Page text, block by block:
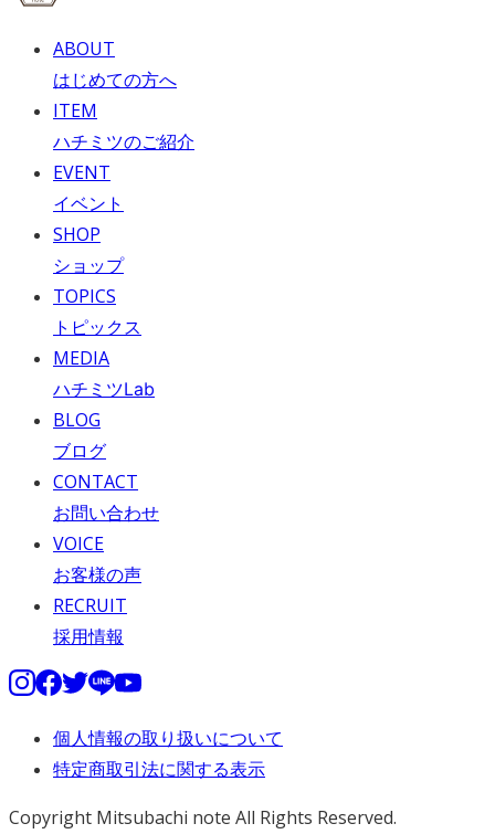
ABOUT
はじめての方へ
ITEM
ハチミツのご紹介
EVENT
イベント
SHOP
ショップ
TOPICS
トピックス
MEDIA
ハチミツLab
BLOG
ブログ
CONTACT
お問い合わせ
VOICE
お客様の声
RECRUIT
採用情報
個人情報の取り扱いについて
特定商取引法に関する表示
Copyright Mitsubachi note All Rights Reserved.